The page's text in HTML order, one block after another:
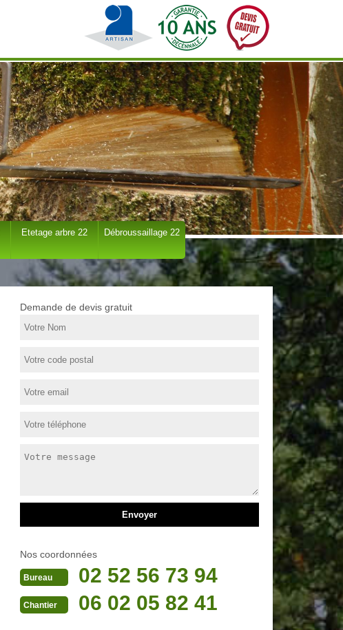
Etetage arbre 22 Débroussaillage 22
Demande de devis gratuit
Nos coordonnées
Bureau 02 52 56 73 94
Chantier 06 02 05 82 41